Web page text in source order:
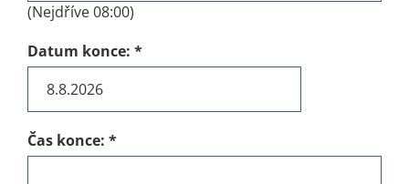
(Nejdříve 08:00)
Datum konce: *
Čas konce: *